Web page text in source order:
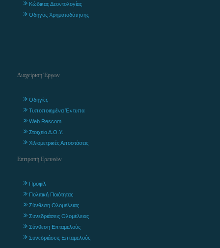
Κώδικας Δεοντολογίας
Οδηγός Χρηματοδότησης
Διαχείριση Έργων
Οδηγίες
Τυποποιημένα Έντυπα
Web Rescom
Στοιχεία Δ.Ο.Υ.
Χιλιομετρικές Αποστάσεις
Επιτροπή Ερευνών
Προφίλ
Πολιτική Ποιότητας
Σύνθεση Ολομέλειας
Συνεδριάσεις Ολομέλειας
Σύνθεση Επταμελούς
Συνεδριάσεις Επταμελούς